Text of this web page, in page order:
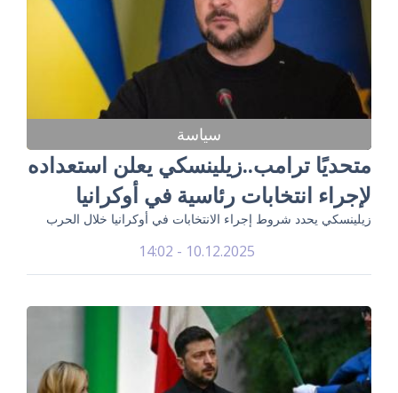
سياسة
متحديًا ترامب..زيلينسكي يعلن استعداده
لإجراء انتخابات رئاسية في أوكرانيا
زيلينسكي يحدد شروط إجراء الانتخابات في أوكرانيا خلال الحرب
10.12.2025 - 14:02